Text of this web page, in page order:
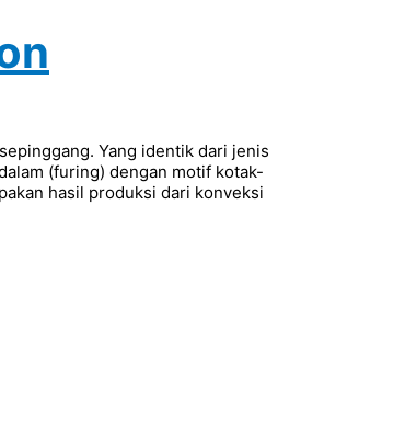
Yang identik dari jenis
(furing) dengan motif kotak-
hasil produksi dari konveksi